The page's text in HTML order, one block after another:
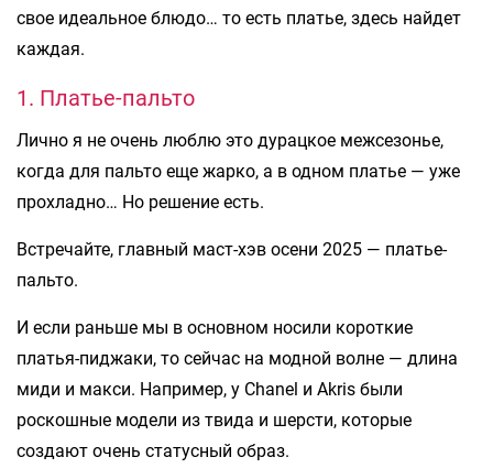
свое идеальное блюдо… то есть платье, здесь найдет
каждая.
1. Платье-пальто
Лично я не очень люблю это дурацкое межсезонье,
когда для пальто еще жарко, а в одном платье — уже
прохладно… Но решение есть.
Встречайте, главный маст-хэв осени 2025 — платье-
пальто.
И если раньше мы в основном носили короткие
платья-пиджаки, то сейчас на модной волне — длина
миди и макси. Например, у Chanel и Akris были
роскошные модели из твида и шерсти, которые
создают очень статусный образ.